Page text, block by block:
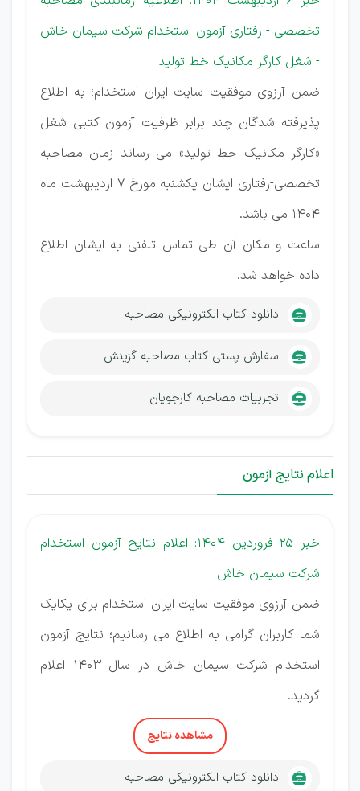
تخصصی - رفتاری آزمون استخدام شرکت سیمان خاش
- شغل کارگر مکانیک خط تولید
ضمن آرزوی موفقیت سایت ایران استخدام؛ به اطلاع
پذیرفته شدگان چند برابر ظرفیت آزمون کتبی شغل
«کارگر مکانیک خط تولید» می رساند زمان مصاحبه
تخصصی-رفتاری ایشان یکشنبه مورخ 7 اردیبهشت ماه
1404 می باشد.
ساعت و مکان آن طی تماس تلفنی به ایشان اطلاع
داده خواهد شد.
دانلود کتاب الکترونیکی مصاحبه
سفارش پستی کتاب مصاحبه گزینش
تجربیات مصاحبه کارجویان
اعلام نتایج آزمون
خبر 25 فروردین 1404: اعلام نتایج آزمون استخدام
شرکت سیمان خاش
ضمن آرزوی موفقیت سایت ایران استخدام برای یکایک
شما کاربران گرامی به اطلاع می رسانیم؛ نتایج آزمون
استخدام شرکت سیمان خاش در سال 1403 اعلام
گردید.
مشاهده نتایج
دانلود کتاب الکترونیکی مصاحبه